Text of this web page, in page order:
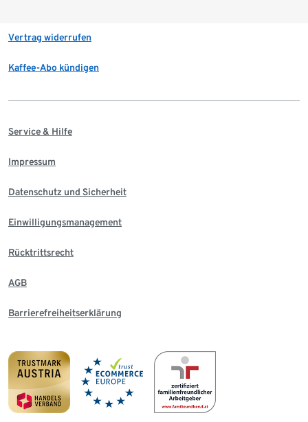
Vertrag widerrufen
Kaffee-Abo kündigen
Service & Hilfe
Impressum
Datenschutz und Sicherheit
Einwilligungsmanagement
Rücktrittsrecht
AGB
Barrierefreiheitserklärung